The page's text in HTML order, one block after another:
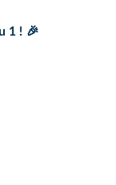
1 ! 🎉